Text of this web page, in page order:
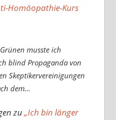
Homöopathie-Kurs
musste ich
blind Propaganda von
Skeptikervereinigungen
dem…
zu„Ich bin länger